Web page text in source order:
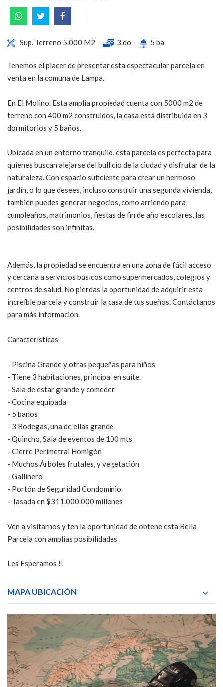
Sup. Terreno 5.000 M2 3 do 5 ba
Tenemos el placer de presentar esta espectacular parcela en
venta en la comuna de Lampa.
En El Molino. Esta amplia propiedad cuenta con 5000 m2 de
terreno con 400 m2 construidos, la casa está distribuida en 3
dormitorios y 5 baños.
Ubicada en un entorno tranquilo, esta parcela es perfecta para
quienes buscan alejarse del bullicio de la ciudad y disfrutar de la
naturaleza. Con espacio suficiente para crear un hermoso
jardín, o lo que desees, incluso construir una segunda vivienda,
también puedes generar negocios, como arriendo para
cumpleaños, matrimonios, fiestas de fin de año escolares, las
posibilidades son infinitas.
Además, la propiedad se encuentra en una zona de fácil acceso
y cercana a servicios básicos como supermercados, colegios y
centros de salud. No pierdas la oportunidad de adquirir esta
increíble parcela y construir la casa de tus sueños. Contáctanos
para más información.
Características
- Piscina Grande y otras pequeñas para niños
- Tiene 3 habitaciones, principal en suite.
- Sala de estar grande y comedor
- Cocina equipada
- 5 baños
- 3 Bodegas, una de ellas grande
- Quincho, Sala de eventos de 100 mts
- Cierre Perimetral Homigón
- Muchos Árboles frutales, y vegetación
- Gallinero
- Portón de Seguridad Condominio
- Tasada en $311.000.000 millones
Ven a visitarnos y ten la oportunidad de obtene esta Bella
Parcela con amplias posibilidades
Les Esperamos !!
MAPA UBICACIÓN